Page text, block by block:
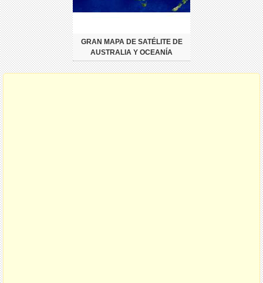
GRAN MAPA DE SATÉLITE DE
AUSTRALIA Y OCEANÍA